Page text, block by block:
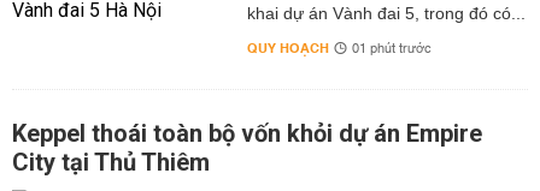
khai dự án Vành đai 5, trong đó có...
QUY HOẠCH 01 phút trước
Keppel thoái toàn bộ vốn khỏi dự án Empire
City tại Thủ Thiêm